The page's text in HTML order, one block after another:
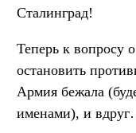
Сталинград!
Теперь к вопросу
остановить
Армия бежала
именами), и